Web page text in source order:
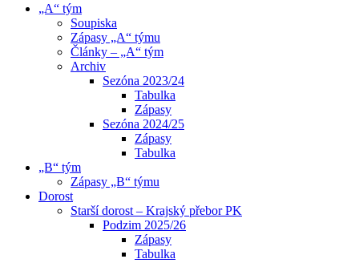
„A“ tým
Soupiska
Zápasy „A“ týmu
Články – „A“ tým
Archiv
Sezóna 2023/24
Tabulka
Zápasy
Sezóna 2024/25
Zápasy
Tabulka
„B“ tým
Zápasy „B“ týmu
Dorost
Starší dorost – Krajský přebor PK
Podzim 2025/26
Zápasy
Tabulka